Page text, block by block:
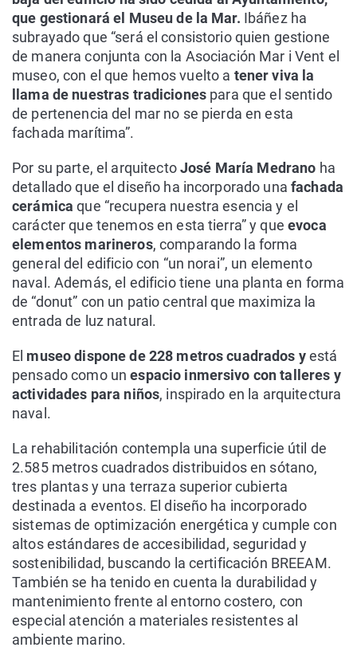
que gestionará el Museu de la Mar. Ibáñez ha
subrayado que “será el consistorio quien gestione
de manera conjunta con la Asociación Mar i Vent el
museo, con el que hemos vuelto a tener viva la
llama de nuestras tradiciones para que el sentido
de pertenencia del mar no se pierda en esta
fachada marítima”.
Por su parte, el arquitectoJosé María Medrano ha
detallado que el diseño ha incorporado unafachada
cerámica que “recupera nuestra esencia y el
carácter que tenemos en esta tierra” y que evoca
elementos marineros, comparando la forma
general del edificio con “un norai”, un elemento
naval. Además, el edificio tiene una planta en forma
de “donut” con un patio central que maximiza la
entrada de luz natural.
El museo dispone de 228 metros cuadrados yestá
pensado como un espacio inmersivo con talleres y
actividades para niños, inspirado en la arquitectura
naval.
La rehabilitación contempla una superficie útil de
2.585 metros cuadrados distribuidos en sótano,
tres plantas y una terraza superior cubierta
destinada a eventos. El diseño ha incorporado
sistemas de optimización energética y cumple con
altos estándares de accesibilidad, seguridad y
sostenibilidad, buscando la certificación BREEAM.
También se ha tenido en cuenta la durabilidad y
mantenimiento frente al entorno costero, con
especial atención a materiales resistentes al
ambiente marino.